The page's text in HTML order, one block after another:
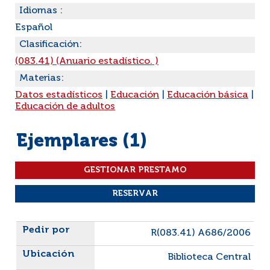
Idiomas :
Español
Clasificación:
(083.41) (Anuario estadístico. )
Materias:
Datos estadísticos
Educación Educación básica
Educación de adultos
Ejemplares (1)
Liste des exemplaires
R(083.41) A686/2006
Biblioteca Central